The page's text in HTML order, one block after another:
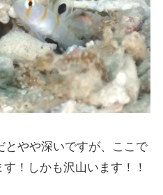
とやや深いですが、ここで
！しかも沢山います！！